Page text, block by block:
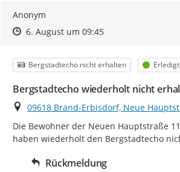
Anonym
Zeitpunkt des Erstellens
Zeitpunkt des Erstellens
6. August um 09:45Zur Äußerung
Kategorie
Bergstadtecho nicht erhalten Status
Erledigt
Bergstadtecho wiederholt nicht
Ort
09618 Brand-Erbisdorf, Neue
Die Bewohner der Neuen Hauptstraße
haben wiederholt den Bergstadtecho
Rückmeldung